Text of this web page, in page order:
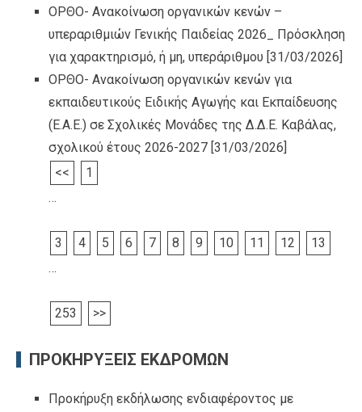
ΟΡΘΟ- Ανακοίνωση οργανικών κενών –
υπεραριθμιών Γενικής Παιδείας 2026_ Πρόσκληση
για χαρακτηρισμό, ή μη, υπεράριθμου [31/03/2026]
ΟΡΘΟ- Ανακοίνωση οργανικών κενών για
εκπαιδευτικούς Ειδικής Αγωγής και Εκπαίδευσης
(Ε.Α.Ε.) σε Σχολικές Μονάδες της Δ.Δ.Ε. Καβάλας,
σχολικού έτους 2026-2027 [31/03/2026]
<<
1
…
3 4 5 6 7 8 9 10 11 12
13
…
253 >>
ΠΡΟΚΗΡΥΞΕΙΣ ΕΚΔΡΟΜΩΝ
Προκήρυξη εκδήλωσης ενδιαφέροντος με